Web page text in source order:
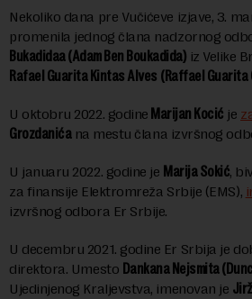
Nekoliko dana pre Vučićeve izjave, 3.
promenila jednog člana nadzornog
Bukadidaa (Adam Ben Boukadida) iz Velike
Rafael Guarita Kintas Alves (Raffael Guarita
U oktobru 2022. godine Marijan Kocić je
Grozdanićana mestu člana izvršnog
U januaru 2022. godine je Marija Sokić,
za finansije Elektromreža Srbije (EMS),
izvršnog odbora Er Srbije.
U decembru 2021. godine Er Srbija je
direktora. Umesto Dankana Nejsmita
Ujedinjenog Kraljevstva, imenovan je